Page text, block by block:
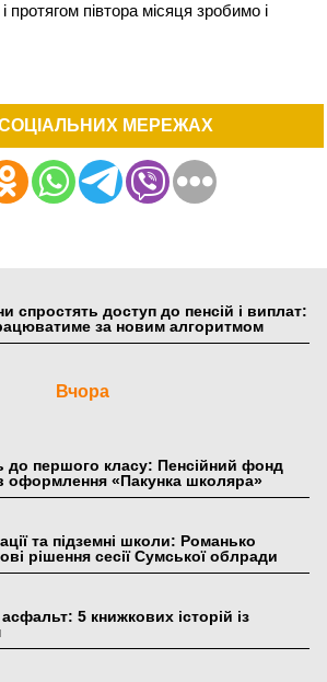
протягом півтора місяця зробимо і
МЕРЕЖАХ
спростять доступ до пенсій і виплат:
за новим алгоритмом
Вчора
до першого класу: Пенсійний фонд
оформлення «Пакунка школяра»
та підземні школи: Романько
рішення сесії Сумської облради
5 книжкових історій із